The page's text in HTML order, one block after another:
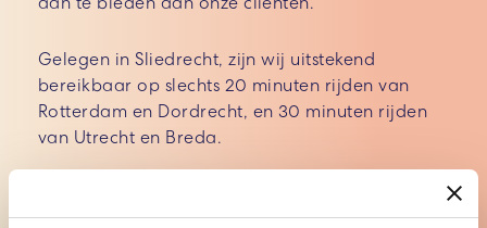
Gelegen in Sliedrecht, zijn wij uitstekend
bereikbaar op slechts 20 minuten rijden van
Rotterdam en Dordrecht, en 30 minuten rijden
van Utrecht en Breda.